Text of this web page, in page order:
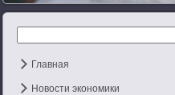
Главная
Новости экономики